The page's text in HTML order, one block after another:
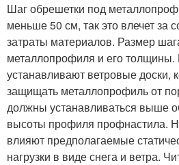
Шаг обрешетки под
меньше 50 см, так это влечет за
затраты материалов. Размер
металлопрофиля и его
устанавливают ветровые доски,
защищать металлопрофиль от
должны устанавливаться выше
высоты профиля профнастила.
влияют предполагаемые
нагрузки в виде снега и ветра.